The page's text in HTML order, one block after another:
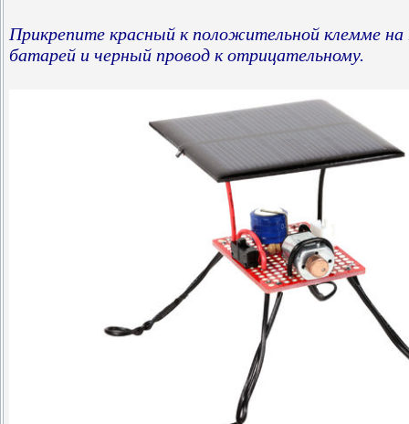
Прикрепите красный к положительной клемме на
батарей и черный провод к отрицательному.